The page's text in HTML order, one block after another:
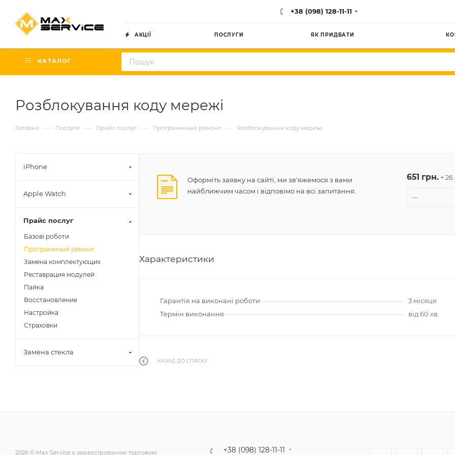
+38 (098) 128-11-11
АКЦІЇ ПОСЛУГИ ЯК ПРИДБАТИ
КАТАЛОГ
Розблокування коду мережі
Головна — Послуги — Прайс послуг — Программный ремонт — Розблокування коду мережі
Оформіть заявку на сайті, ми зв'яжемося з вами
найближчим часом і відповімо на всі запитання.
651 грн. + 26
Характеристики
Гарантія на виконані роботи
3 місяця
Термін виконання
від 60 хв.
НАЗАД ДО СПИСКУ
iPhone
Apple Watch
Прайс послуг
Базові роботи
Программный ремонт
Замена комплектующих
Реставрация модулей
Пайка
Восстановление
Настройка
Страховки
Замена стекла
2026 © Max Service є зареєстрованою торговою +38 (098) 128-11-11